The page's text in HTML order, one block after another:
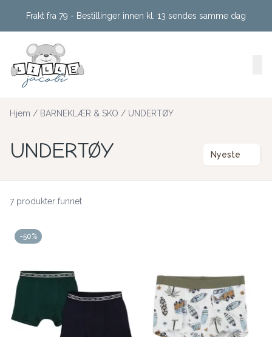
Frakt fra 79 - Bestillinger innen kl. 13 sendes samme dag
Hjem / BARNEKLÆR & SKO / UNDERTØY
UNDERTØY Nyeste
7 produkter funnet
-50%